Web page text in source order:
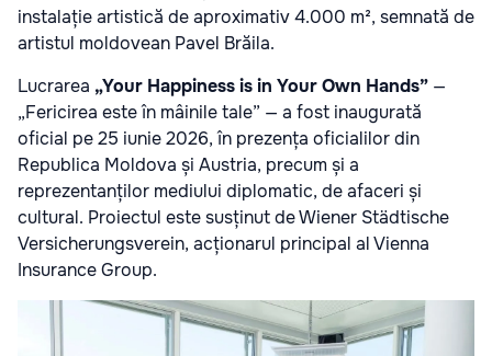
instalație artistică de aproximativ 4.000 m², semnată de
artistul moldovean Pavel Brăila.
Lucrarea „Your Happiness is in Your Own Hands” —
„Fericirea este în mâinile tale” — a fost inaugurată
oficial pe 25 iunie 2026, în prezența oficialilor din
Republica Moldova și Austria, precum și a
reprezentanților mediului diplomatic, de afaceri și
cultural. Proiectul este susținut de Wiener Städtische
Versicherungsverein, acționarul principal al Vienna
Insurance Group.